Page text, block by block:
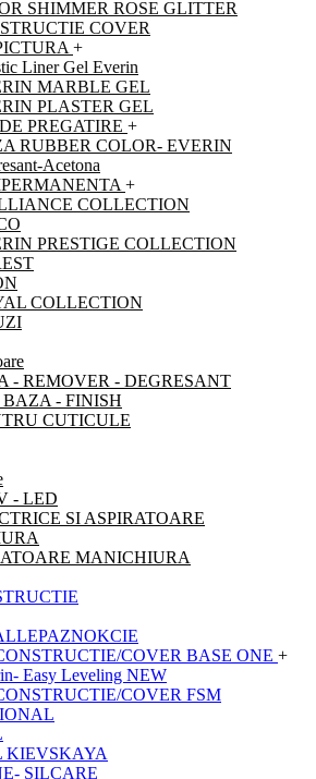
SHIMMER ROSE GLITTER
COVER
+
Liner Gel Everin
MARBLE GEL
PLASTER GEL
PREGATIRE +
RUBBER COLOR- EVERIN
Acetona
+
COLLECTION
PRESTIGE COLLECTION
COLLECTION
- REMOVER - DEGRESANT
BAZA - FINISH
CUTICULE
- LED
SI ASPIRATOARE
MANICHIURA
COVER BASE ONE +
Easy Leveling NEW
COVER FSM
KIEVSKAYA
SILCARE